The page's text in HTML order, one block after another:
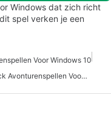
Windows dat zich richt
spel verken je een
Voor Windows 10
Point And Click Avonturenspellen Voor Windows Gratis